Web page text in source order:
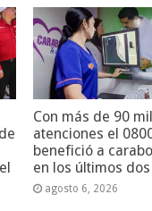
Con más de 90 mil
atenciones el
benefició a
en los últimos
agosto 6, 2026